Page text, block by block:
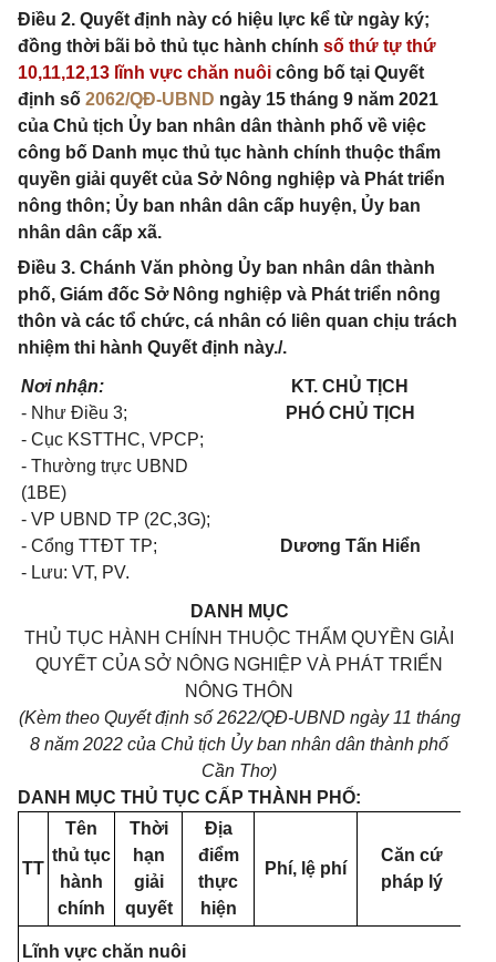
Điều 2. Quyết định này có hiệu lực kể từ ngày ký;
đồng thời bãi bỏ thủ tục hành chính số thứ tự thứ
10,11,12,13 lĩnh vực chăn nuôi công bố tại Quyết
định số 2062/QĐ-UBND ngày 15 tháng 9 năm 2021
của Chủ tịch Ủy ban nhân dân thành phố về việc
công bố Danh mục thủ tục hành chính thuộc thẩm
quyền giải quyết của Sở Nông nghiệp và Phát triển
nông thôn; Ủy ban nhân dân cấp huyện, Ủy ban
nhân dân cấp xã.
Điều 3. Chánh Văn phòng Ủy ban nhân dân thành
phố, Giám đốc Sở Nông nghiệp và Phát triển nông
thôn và các tổ chức, cá nhân có liên quan chịu trách
nhiệm thi hành Quyết định này./.
Nơi nhận:
- Như Điều 3;
- Cục KSTTHC, VPCP;
- Thường trực UBND
(1BE)
- VP UBND TP (2C,3G);
- Cổng TTĐT TP;
- Lưu: VT, PV.
KT. CHỦ TỊCH
PHÓ CHỦ TỊCH
Dương Tấn Hiển
DANH MỤC
THỦ TỤC HÀNH CHÍNH THUỘC THẨM QUYỀN GIẢI
QUYẾT CỦA SỞ NÔNG NGHIỆP VÀ PHÁT TRIỂN
NÔNG THÔN
(Kèm theo Quyết định số 2622/QĐ-UBND ngày 11 tháng
8 năm 2022 của Chủ tịch Ủy ban nhân dân thành phố
Cần Thơ)
DANH MỤC THỦ TỤC CẤP THÀNH PHỐ:
TT
Tên
thủ tục
hành
chính
Thời
hạn
giải
quyết
Địa
điểm
thực
hiện
Phí, lệ phí
Căn cứ
pháp lý
Lĩnh vực chăn nuôi